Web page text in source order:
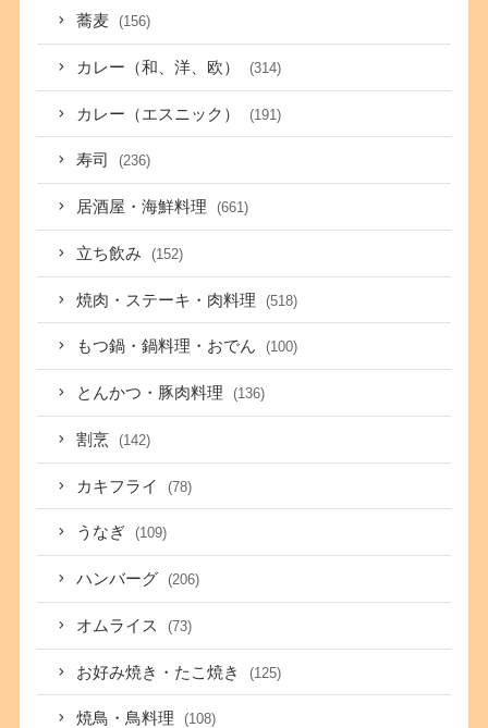
蕎麦 (156)
カレー（和、洋、欧） (314)
カレー（エスニック） (191)
寿司 (236)
居酒屋・海鮮料理 (661)
立ち飲み (152)
焼肉・ステーキ・肉料理 (518)
もつ鍋・鍋料理・おでん (100)
とんかつ・豚肉料理 (136)
割烹 (142)
カキフライ (78)
うなぎ (109)
ハンバーグ (206)
オムライス (73)
お好み焼き・たこ焼き (125)
焼鳥・鳥料理 (108)